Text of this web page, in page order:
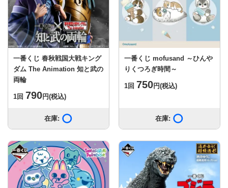
一番くじ 春秋戦国大戦キング
ダム The Animation 知と武の
両輪
1回 790円(税込)
在庫:
一番くじ mofusand ～ひんや
りくつろぎ時間～
1回 750円(税込)
在庫: